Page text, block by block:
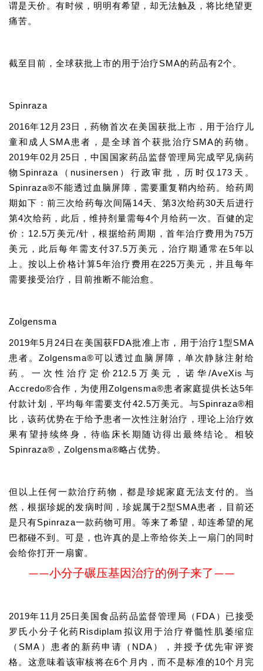
谓是天价。有时候，明明有希望，却无法触及，将比绝望更
痛苦。
截至目前，全球获批上市的用于治疗SMA的药品有2个。
Spinraza
2016年12月23日，药物首次在美国获批上市，用于治疗儿
童和成人SMA患者，是全球首个获批治疗SMA的药物。
2019年02月25日，中国国家药品监督管理局完成罕见病药
物Spinraza（ nusinersen ）行政审批，历时仅173天。
Spinraza®不能透过血脑屏障，需要重复鞘内给药。给药周
期如下：前三次给药每次间隔14天、第3次给药30天后进行
第4次给药，此后，维持剂量需每4个月给药一次。百健的定
价：12.5万美元/针，根据给药周期，首年治疗费用为75万
美元，此后每年需支付37.5万美元，治疗期通常在5年以
上。按以上价格计算5年治疗费用在225万美元，并且每年
需要接受治疗，目前推断不能治愈。
Zolgensma
2019年5月24日在美国获FDA批准上市，用于治疗1型SMA
患者。Zolgensma®可以透过血脑屏障，单次静脉注射给
药。一次性治疗定价212.5万美元， 诺华/AveXis与
Accredo®合作，为使用Zolgensma®患者家庭提供长达5年
付款计划，平均每年需要支付42.5万美元。与Spinraza®相
比，该药优势在于给予患者一次性注射治疗，理论上治疗效
果有望持续终身，待临床长期随访得出最终结论。相较
Spinraza®，Zolgensma®略占优势。
但以上任何一款治疗药物，都是珍妮家庭无法支付的。 当
然，根据珍妮的发病时间，珍妮属于2型SMA患者，目前还
是只有Spinraza一款药物可用。 等来了希望，却连希望的尾
巴都碰不到。可是，也许真的是上帝给你关上一扇门的同时
会给你打开一扇窗。
——小分子碾压基因治疗的例子来了——
2019年11月25日美国食品药品监督管理局（FDA）已接受
罗氏小分子化药Risdiplam 拟议用于治疗脊髓性肌萎缩症
（SMA）患者的新药申请（NDA），并授予优先审评资
格。这意味着该审核将在6个月内，而不是标准的10个月完